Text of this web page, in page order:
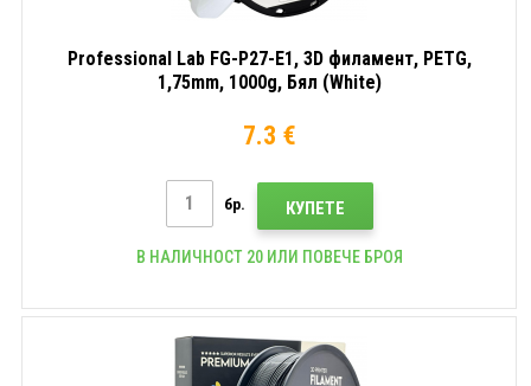
Professional Lab FG-P27-E1, 3D филамент, PETG,
1,75mm, 1000g, Бял (White)
7.3 €
бр. КУПЕТЕ
В НАЛИЧНОСТ 20 ИЛИ ПОВЕЧЕ БРОЯ